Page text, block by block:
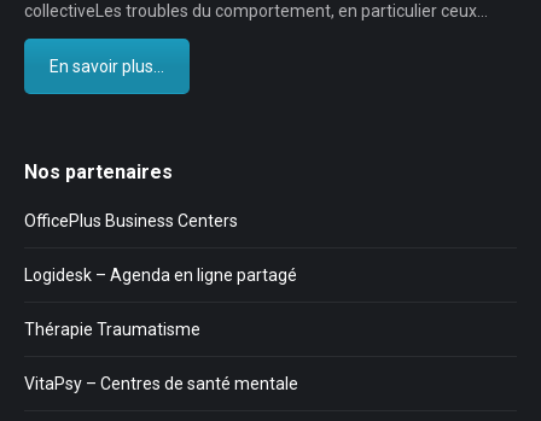
collectiveLes troubles du comportement, en particulier ceux…
En savoir plus...
Nos partenaires
OfficePlus Business Centers
Logidesk – Agenda en ligne partagé
Thérapie Traumatisme
VitaPsy – Centres de santé mentale